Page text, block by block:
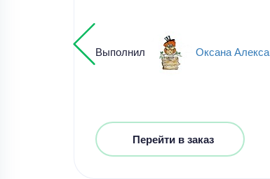
Выполнил Оксана
Перейти в заказ